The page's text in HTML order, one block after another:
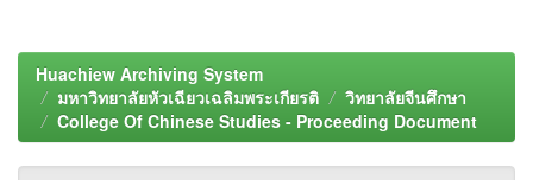
Huachiew Archiving System
มหาวิทยาลัยหัวเฉียวเฉลิมพระเกียรติ
วิทยาลัยจีนศึกษา
College Of Chinese Studies - Proceeding Document